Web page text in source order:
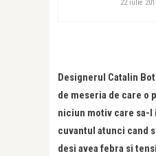
22 iulie
Designerul Catalin
de meseria de care o
niciun motiv care sa-
cuvantul atunci cand
desi avea febra si